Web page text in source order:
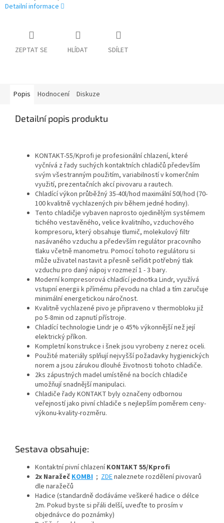
Detailní informace
ZEPTAT SE HLÍDAT SDÍLET
Popis Hodnocení Diskuze
Detailní popis produktu
KONTAKT-55/Kprofi je profesionální chlazení, které
vyčnívá z řady suchých kontaktních chladičů především
svým všestranným použitím, variabilností v komerčním
využití, prezentačních akcí pivovaru a rautech.
Chladící výkon průběžný 35-40l/hod maximální 50l/hod (70-
100 kvalitně vychlazených piv během jedné hodiny).
Tento chladičje vybaven naprosto ojedinělým systémem
tichého vestavěného, velice kvalitního, vzduchového
kompresoru, který obsahuje tlumič, molekulový filtr
nasávaného vzduchu a především regulátor pracovního
tlaku včetně manometru. Pomocí tohoto regulátoru si
může uživatel nastavit a přesně seřídit potřebný tlak
vzduchu pro daný nápoj v rozmezí 1 - 3 bary.
Moderní kompresorová chladící jednotka Lindr, využívá
vstupní energii k přímému převodu na chlad a tím zaručuje
minimální energetickou náročnost.
Kvalitně vychlazené pivo je připraveno v thermobloku již
po 5-8min od zapnutí přístroje.
Chladící technologie Lindr je o 45% výkonnější než její
elektrický příkon.
Kompletní konstrukce i šnek jsou vyrobeny z nerez oceli.
Použité materiály splňují nejvyšší požadavky hygienických
norem a jsou zárukou dlouhé životnosti tohoto chladiče.
2ks zápustných madel umístěné na bocích chladiče
umožňují snadnější manipulaci.
Chladiče řady KONTAKT byly označeny odbornou
veřejností jako pivní chladiče s nejlepším poměrem ceny-
výkonu-kvality-rozměru.
Sestava obsahuje:
Kontaktní pivní chlazeníKONTAKT 55/Kprofi
2x NaražečKOMBI ; ZDEnaleznete rozdělení pivovarů
dle naražečů
Hadice (standardně dodáváme veškeré hadice o délce
2m. Pokud byste si přáli delší, uveďte to prosím v
objednávce do poznámky)